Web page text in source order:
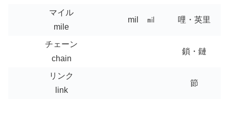
マイル
mile
mil ㏕ 哩・英里
チェーン
chain
鎖・鏈
リンク
link
節